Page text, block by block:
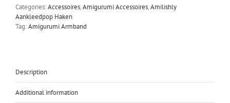
quantity
Categories:Accessoires,Amigurumi Accessoires,Amilishly
Aankleedpop Haken
Tag:Amigurumi Armband
Description
Additional information